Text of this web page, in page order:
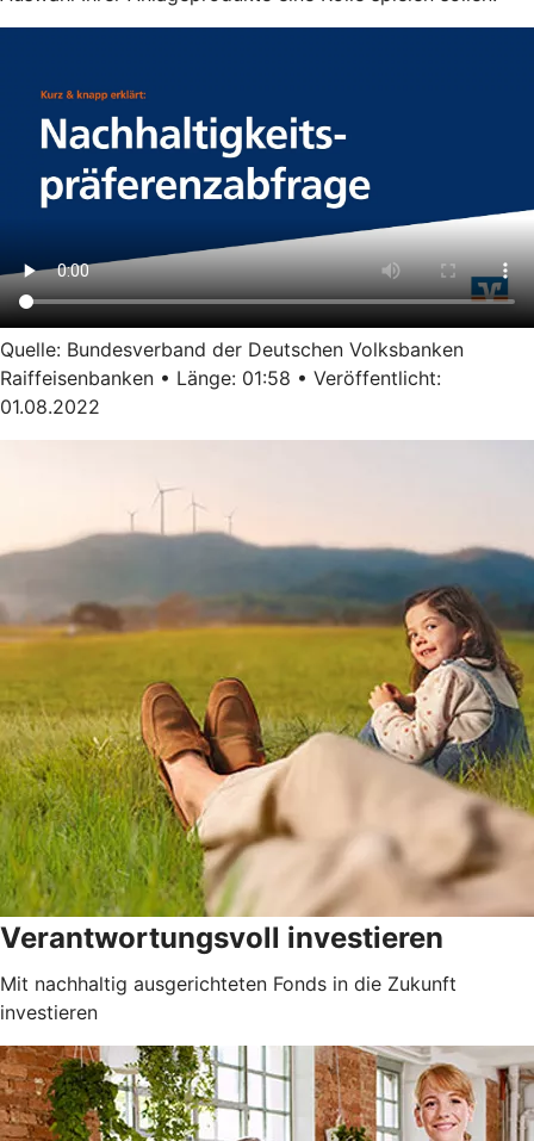
Quelle: Bundesverband der Deutschen Volksbanken
Raiffeisenbanken • Länge: 01:58 • Veröffentlicht:
01.08.2022
Verantwortungsvoll investieren
Mit nachhaltig ausgerichteten Fonds in die Zukunft
investieren